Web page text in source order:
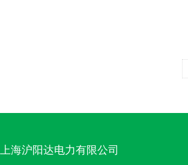
上海沪阳达电力有限公司